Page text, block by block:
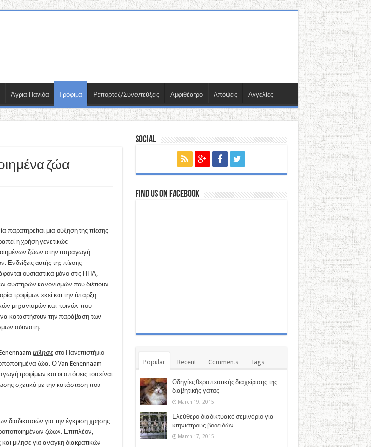
Άγρια Πανίδα Τρόφιμα Ρεπορτάζ/Συνεντεύξεις Αμφιθέατρο Απόψεις Αγγελίες
ζώα
παρατηρείται μια αύξηση της πίεσης
η χρήση γενετικώς
ζώων στην παραγωγή
Ενδείξεις αυτής της πίεσης
ουσιαστικά μόνο στις ΗΠΑ,
αυστηρών κανονισμών που διέπουν
τροφίμων εκεί και την ύπαρξη
μηχανισμών και ποινών που
να καταστήσουν την παράβαση των
αδύνατη.
μίλησεστο Πανεπιστήμιο
ζώα. Ο Van Eenennaam
τροφίμων και οι απόψεις του είναι
σχετικά με την κατάσταση που
διαδικασιών για την έγκριση χρήσης
ζώων. Επιπλέον,
και μίλησε για ανάγκη διακρατικών
Social
Find us on Facebook
Popular Recent Comments Tags
Οδηγίες θεραπευτικής διαχείρισης της
διαβητικής γάτας
March 19, 2015
Ελεύθερο διαδικτυακό σεμινάριο για
κτηνιάτρους βοοειδών
March 17, 2015